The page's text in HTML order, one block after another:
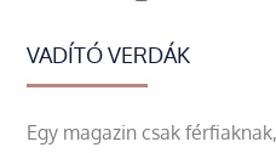
VADÍTÓ VERDÁK
Egy magazin csak